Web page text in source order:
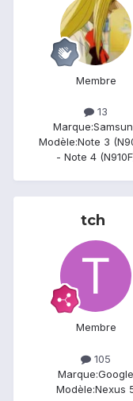
Membre
13
Marque:
Modèle:Note 3
- Note 4
tch
Membre
105
Marque:Google
Modèle:Nexus